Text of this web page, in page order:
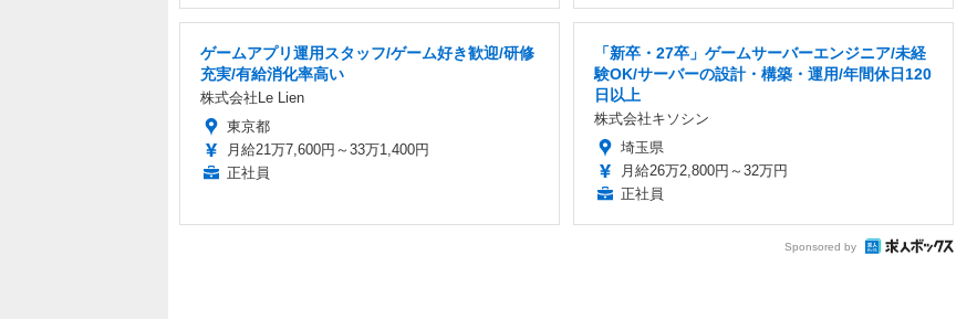
ゲームアプリ運用スタッフ/ゲーム好き歓迎/研修
充実/有給消化率高い
株式会社Le Lien
東京都
月給21万7,600円～33万1,400円
正社員
「新卒・27卒」ゲームサーバーエンジニア/未経
験OK/サーバーの設計・構築・運用/年間休日120
日以上
株式会社キソシン
埼玉県
月給26万2,800円～32万円
正社員
Sponsored by